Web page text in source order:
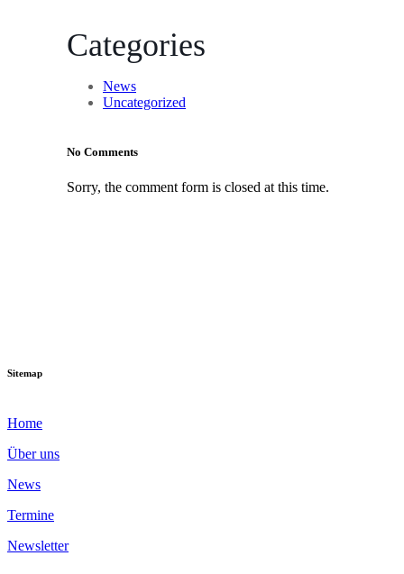
Categories
News
Uncategorized
No Comments
Sorry, the comment form is closed at this time.
Sitemap
Home
Über uns
News
Termine
Newsletter